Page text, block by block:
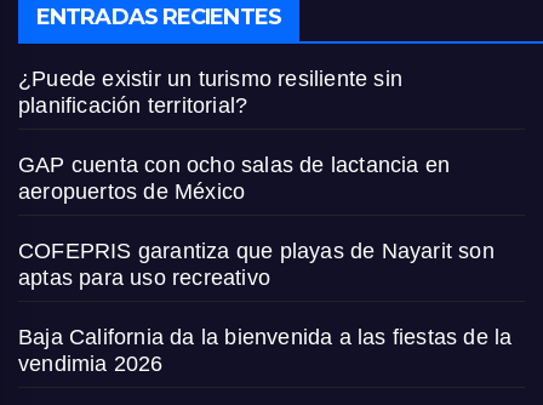
ENTRADAS RECIENTES
¿Puede existir un turismo resiliente sin
planificación territorial?
GAP cuenta con ocho salas de lactancia en
aeropuertos de México
COFEPRIS garantiza que playas de Nayarit son
aptas para uso recreativo
Baja California da la bienvenida a las fiestas de la
vendimia 2026